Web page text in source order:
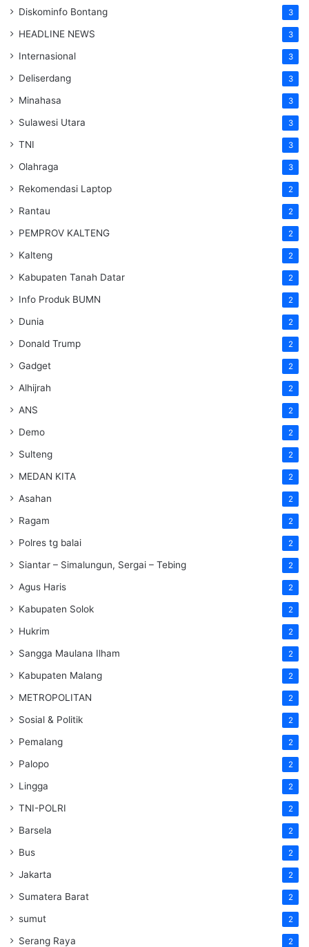
Diskominfo Bontang 3
HEADLINE NEWS 3
Internasional 3
Deliserdang 3
Minahasa 3
Sulawesi Utara 3
TNI 3
Olahraga 3
Rekomendasi Laptop 2
Rantau 2
PEMPROV KALTENG 2
Kalteng 2
Kabupaten Tanah Datar 2
Info Produk BUMN 2
Dunia 2
Donald Trump 2
Gadget 2
Alhijrah 2
ANS 2
Demo 2
Sulteng 2
MEDAN KITA 2
Asahan 2
Ragam 2
Polres tg balai 2
Siantar – Simalungun, Sergai – Tebing 2
Agus Haris 2
Kabupaten Solok 2
Hukrim 2
Sangga Maulana Ilham 2
Kabupaten Malang 2
METROPOLITAN 2
Sosial & Politik 2
Pemalang 2
Palopo 2
Lingga 2
TNI-POLRI 2
Barsela 2
Bus 2
Jakarta 2
Sumatera Barat 2
sumut 2
Serang Raya 2